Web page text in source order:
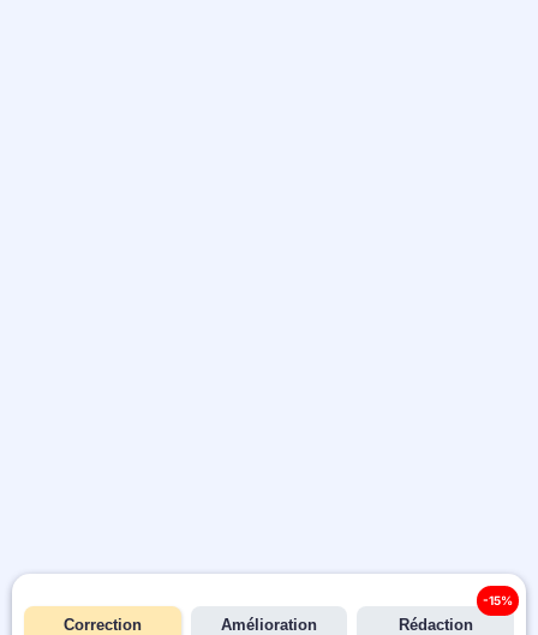
Correction
Amélioration
Rédaction
-15%